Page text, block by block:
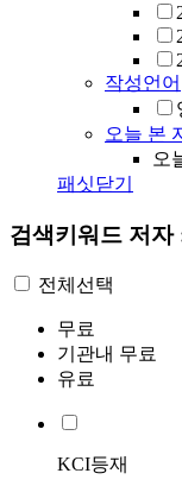
작성언어
오늘 본
오
패싯닫기
검색키워드 저자
전체선택
무료
기관내 무료
유료
KCI등재